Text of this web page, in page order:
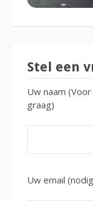
Stel een
Uw naam
graag)
Uw email